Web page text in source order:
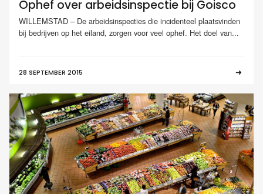
Ophef over arbeidsinspectie bij Goisco
WILLEMSTAD – De arbeidsinspecties die incidenteel plaatsvinden
bij bedrijven op het eiland, zorgen voor veel ophef. Het doel van...
28 SEPTEMBER 2015